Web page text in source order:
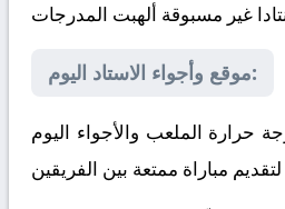
غير مسبوقة ألهبت المدرجات
موقع وأجواء الاستاد اليوم:
حرارة الملعب والأجواء اليوم
لتقديم مباراة ممتعة بين الفريقين